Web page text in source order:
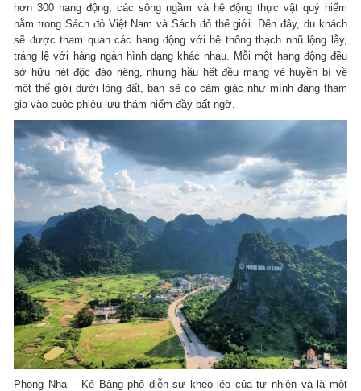
hơn 300 hang động, các sông ngầm và hệ động thực vật quý hiếm
nằm trong Sách đỏ Việt Nam và Sách đỏ thế giới. Đến đây, du khách
sẽ được tham quan các hang động với hệ thống thạch nhũ lộng lẫy,
tráng lệ với hàng ngàn hình dạng khác nhau. Mỗi một hang động đều
sở hữu nét độc đáo riêng, nhưng hầu hết đều mang vẻ huyền bí về
một thế giới dưới lòng đất, bạn sẽ có cảm giác như mình đang tham
gia vào cuộc phiêu lưu thám hiểm đầy bất ngờ.
Phong Nha – Kẻ Bàng phô diễn sự khéo léo của tự nhiên và là một